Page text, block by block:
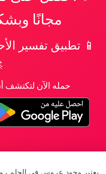
مجانًا
حمله الآن لتكتشف